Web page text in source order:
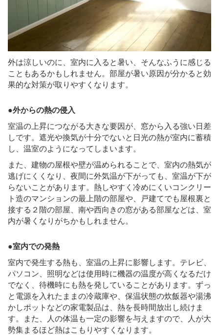
外は涼しいのに、室内に入ると暑い、そんなふうに感じる
こともあるかもしれません。部屋が暑い原因が分かると効
果的な対策が取りやすくなります。
●外からの熱の侵入
室温の上昇につながる大きな要因が、窓から入る強い日差
しです。遮光や換気が十分でないと日光の熱が室内に蓄積
し、温室のようになってしまいます。
また、建物の屋根や壁が温められることで、室内の熱気が
逃げにくくなり、夜間に外気温が下がっても、室温が下が
らないことがあります。熱しやすく冷めにくいコンクリー
ト造のマンションの最上階の部屋や、戸建てでも屋根裏と
接する２階の部屋、南や西向きの窓がある部屋などは、室
内が暑くなりがちかもしれません。
●室内での発熱
室内で発生する熱も、室温の上昇に影響します。テレビ、
パソコン、照明などは使用時に機器の温度が高くなるだけ
でなく、待機時にも熱を発していることがあります。ずっ
と電源を入れたままの冷蔵庫や、保温状態の炊飯器や湯沸
かしポットなどの家電製品は、熱を長時間放出し続けま
す。また、人の体温も一定の影響を与えますので、人が大
勢集まるほど熱はこもりやすくなります。